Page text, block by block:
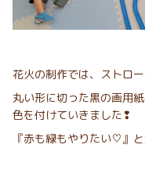
花火の制作では、ストロ
丸い形に切った黒の画用
色を付けていきました❢
『赤も緑もやりたい♡』